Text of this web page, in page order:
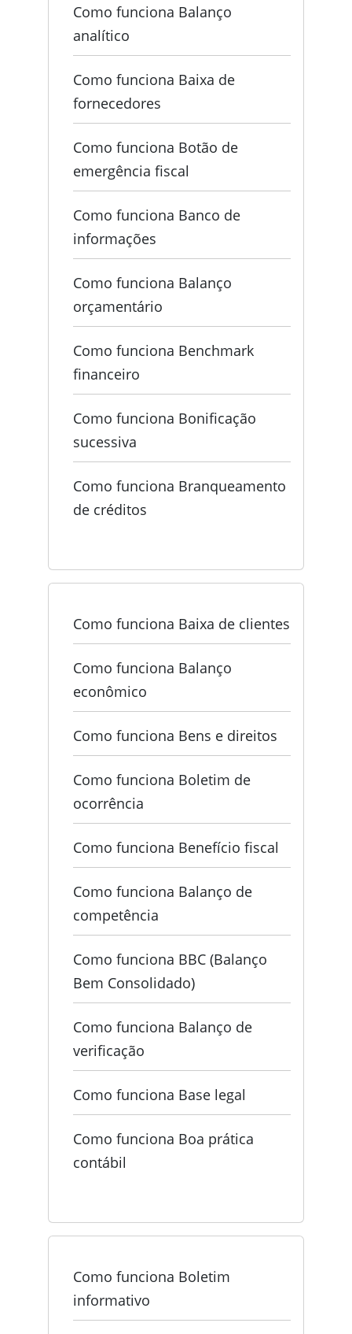
Como funciona Balanço
analítico
Como funciona Baixa de
fornecedores
Como funciona Botão de
emergência fiscal
Como funciona Banco de
informações
Como funciona Balanço
orçamentário
Como funciona Benchmark
financeiro
Como funciona Bonificação
sucessiva
Como funciona Branqueamento
de créditos
Como funciona Baixa de clientes
Como funciona Balanço
econômico
Como funciona Bens e direitos
Como funciona Boletim de
ocorrência
Como funciona Benefício fiscal
Como funciona Balanço de
competência
Como funciona BBC (Balanço
Bem Consolidado)
Como funciona Balanço de
verificação
Como funciona Base legal
Como funciona Boa prática
contábil
Como funciona Boletim
informativo